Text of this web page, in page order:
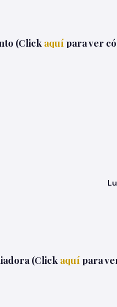
(Click aquí para ver
(Click aquí para